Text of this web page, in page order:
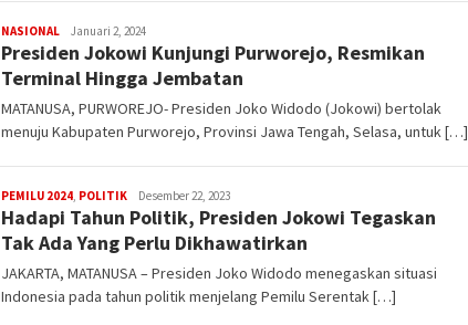
NASIONALSteven
Darma
Januari 2, 2024
Presiden Jokowi Kunjungi Purworejo, Resmikan
Terminal Hingga Jembatan
MATANUSA, PURWOREJO- Presiden Joko Widodo (Jokowi) bertolak
menuju Kabupaten Purworejo, Provinsi Jawa Tengah, Selasa, untuk […]
PEMILU 2024, POLITIKadmin
Desember 22, 2023
Hadapi Tahun Politik, Presiden Jokowi Tegaskan
Tak Ada Yang Perlu Dikhawatirkan
JAKARTA, MATANUSA – Presiden Joko Widodo menegaskan situasi
Indonesia pada tahun politik menjelang Pemilu Serentak […]